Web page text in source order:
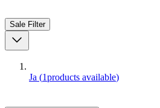
Sale Filter
Ja (1products available)